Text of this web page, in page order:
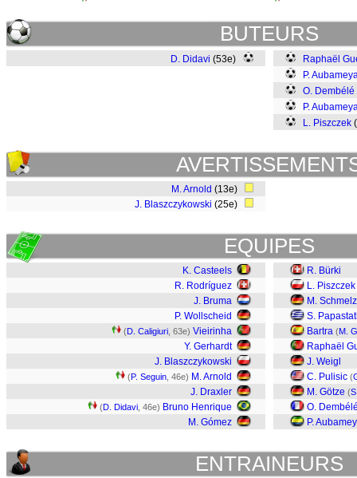
BUTEURS
D. Didavi (53e)
Raphaël
P.
O. Dembélé
P.
L. Piszczek
M. Arnold (13e)
J. Blaszczykowski (25e)
EQUIPES
K. Casteels
R. Rodríguez
J. Bruma
P. Wollscheid
(D. Caligiuri , 63e) Vieirinha
Y. Gerhardt
J. Blaszczykowski
(P. Seguin , 46e) M. Arnold
J. Draxler
(D. Didavi , 46e) Bruno Henrique
M. Gómez
R. Bürki
L. Piszczek
M.
S.
Bartra (M.
Raphaël
J. Weigl
C. Pulisic (
M. Götze (
O.
P.
ENTRAINEURS